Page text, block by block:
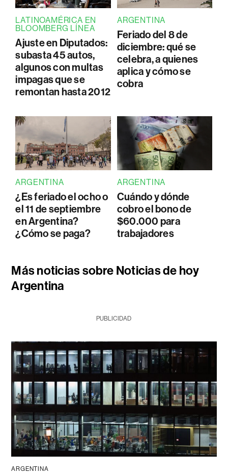
LATINOAMÉRICA EN
BLOOMBERG LÍNEA
Ajuste en Diputados:
subasta 45 autos,
algunos con multas
impagas que se
remontan hasta 2012
ARGENTINA
Feriado del 8 de
diciembre: qué se
celebra, a quienes
aplica y cómo se
cobra
ARGENTINA
¿Es feriado el ocho o
el 11 de septiembre
en Argentina?
¿Cómo se paga?
ARGENTINA
Cuándo y dónde
cobro el bono de
$60.000 para
trabajadores
Más noticias sobre Noticias de hoy
Argentina
PUBLICIDAD
ARGENTINA